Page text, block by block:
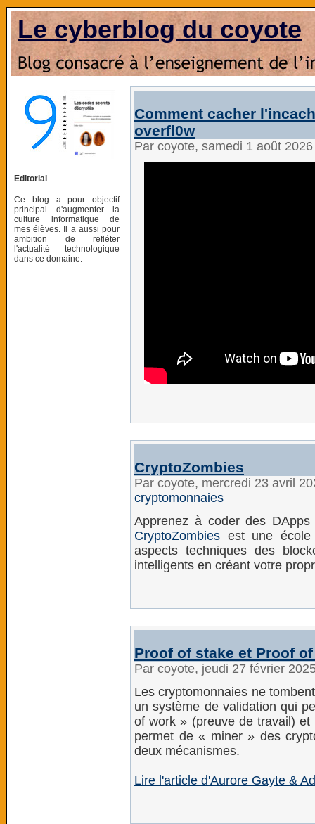
Le cyberblog du coyote
Editorial
Ce blog a pour objectif
principal d'augmenter la
culture informatique de
mes élèves. Il a aussi pour
ambition de refléter
l'actualité technologique
dans ce domaine.
Comment cacher
overfl0w
Par coyote, samedi 1 août
CryptoZombies
Par coyote, mercredi 23 avril
cryptomonnaies
Apprenez à coder des
CryptoZombies est une école
aspects techniques des
intelligents en créant votre
Proof of stake et Proof
Par coyote, jeudi 27 février
Les cryptomonnaies ne
un système de validation qui
of work » (preuve de travail)
permet de « miner » des
deux mécanismes.
Lire l'article d'Aurore Gayte &